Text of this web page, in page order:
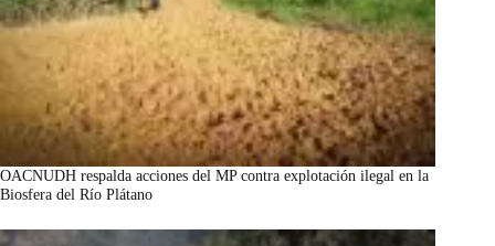
OACNUDH respalda acciones del MP contra explotación ilegal en la
Biosfera del Río Plátano